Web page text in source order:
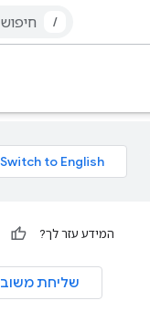
/
המידע עזר לך?
שליחת משוב